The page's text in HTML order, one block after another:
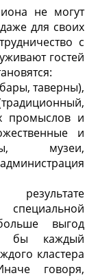
не могут
для своих
с
гостей
таверны),
промыслов и
и
музеи,
выгод
бы каждый
кластера
говоря,